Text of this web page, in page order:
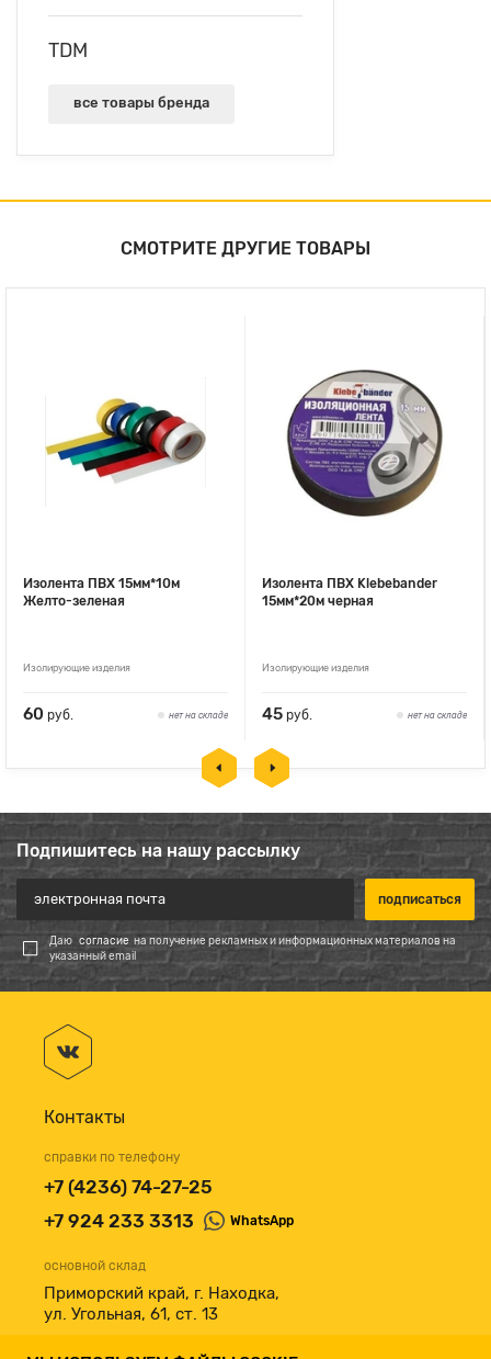
TDM
все товары бренда
СМОТРИТЕ ДРУГИЕ ТОВАРЫ
Изолента ПВХ 15мм*10м
Желто-зеленая
Изолирующие изделия
60 руб. нет на складе
Изолента ПВХ Klebebander
15мм*20м черная
Изолирующие изделия
45 руб. нет на складе
Подпишитесь на нашу рассылку
Даю согласие на получение рекламных и информационных материалов на
указанный email
Контакты
справки по телефону
+7 (4236) 74-27-25
+7 924 233 3313
WhatsApp
основной склад
Приморский край, г. Находка,
ул. Угольная, 61, ст. 13
принимаем к оплате